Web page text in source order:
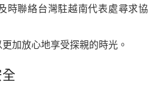
時聯絡台灣駐越南代表處尋求協
加放心地享受探親的時光。